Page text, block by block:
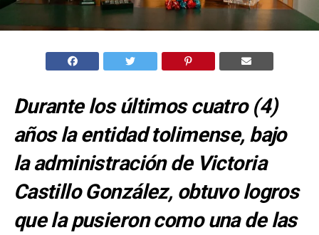
Durante los últimos cuatro (4)
años la entidad tolimense, bajo
la administración de Victoria
Castillo González, obtuvo logros
que la pusieron como una de las